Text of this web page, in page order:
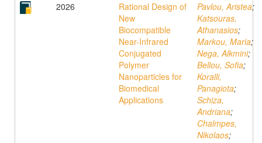
2026
Rational Design of
New
Biocompatible
Near-Infrared
Conjugated
Polymer
Nanoparticles for
Biomedical
Applications
Pavlou, Aristea;
Katsouras,
Athanasios;
Markou, Maria;
Nega, Alkmini;
Bellou, Sofia;
Koralli,
Panagiota;
Schiza,
Andriana;
Chalmpes,
Nikolaos;